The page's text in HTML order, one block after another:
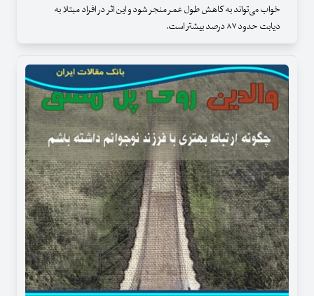
خواب می‌تواند به کاهش طول عمر منجر شود و این اثر در افراد مبتلا به
دیابت حدود ۸۷ درصد بیشتر است.